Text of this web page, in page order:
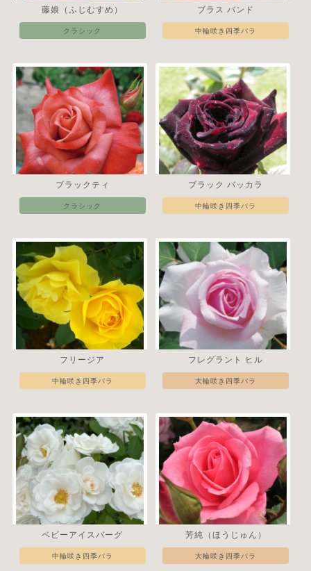
藤娘（ふじむすめ）
クラシック
ブラス バンド
中輪咲き四季バラ
ブラックティ
クラシック
ブラック バッカラ
中輪咲き四季バラ
フリージア
中輪咲き四季バラ
フレグラント ヒル
大輪咲き四季バラ
ベビーアイスバーグ
中輪咲き四季バラ
芳純（ほうじゅん）
大輪咲き四季バラ